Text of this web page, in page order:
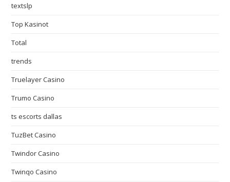
textslp
Top Kasinot
Total
trends
Truelayer Casino
Trumo Casino
ts escorts dallas
TuzBet Casino
Twindor Casino
Twinqo Casino